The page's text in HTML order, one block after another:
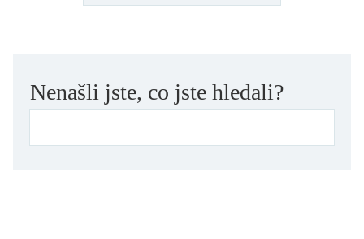
Nenašli jste, co jste hledali?